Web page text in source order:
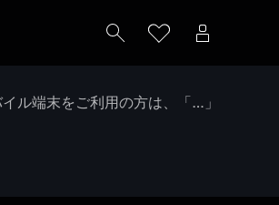
ル端末をご利用の方は、「…」